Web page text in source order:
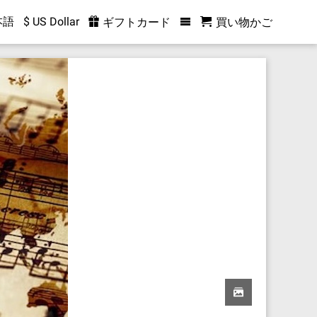
語 $ US Dollar ギフトカード 買い物かご